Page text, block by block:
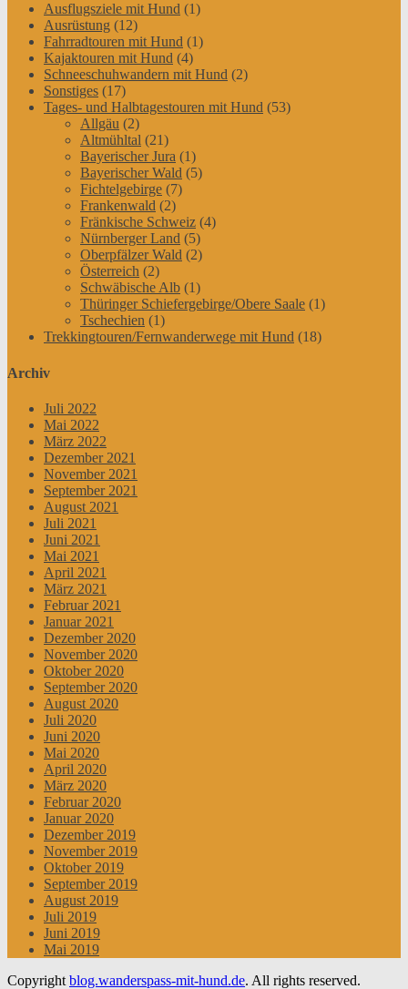
Ausflugsziele mit Hund (1)
Ausrüstung (12)
Fahrradtouren mit Hund (1)
Kajaktouren mit Hund (4)
Schneeschuhwandern mit Hund (2)
Sonstiges (17)
Tages- und Halbtagestouren mit Hund (53)
Allgäu (2)
Altmühltal (21)
Bayerischer Jura (1)
Bayerischer Wald (5)
Fichtelgebirge (7)
Frankenwald (2)
Fränkische Schweiz (4)
Nürnberger Land (5)
Oberpfälzer Wald (2)
Österreich (2)
Schwäbische Alb (1)
Thüringer Schiefergebirge/Obere Saale (1)
Tschechien (1)
Trekkingtouren/Fernwanderwege mit Hund (18)
Archiv
Juli 2022
Mai 2022
März 2022
Dezember 2021
November 2021
September 2021
August 2021
Juli 2021
Juni 2021
Mai 2021
April 2021
März 2021
Februar 2021
Januar 2021
Dezember 2020
November 2020
Oktober 2020
September 2020
August 2020
Juli 2020
Juni 2020
Mai 2020
April 2020
März 2020
Februar 2020
Januar 2020
Dezember 2019
November 2019
Oktober 2019
September 2019
August 2019
Juli 2019
Juni 2019
Mai 2019
Copyright blog.wanderspass-mit-hund.de. All rights reserved.